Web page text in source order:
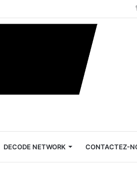
DECODE NETWORK CONTACTEZ-